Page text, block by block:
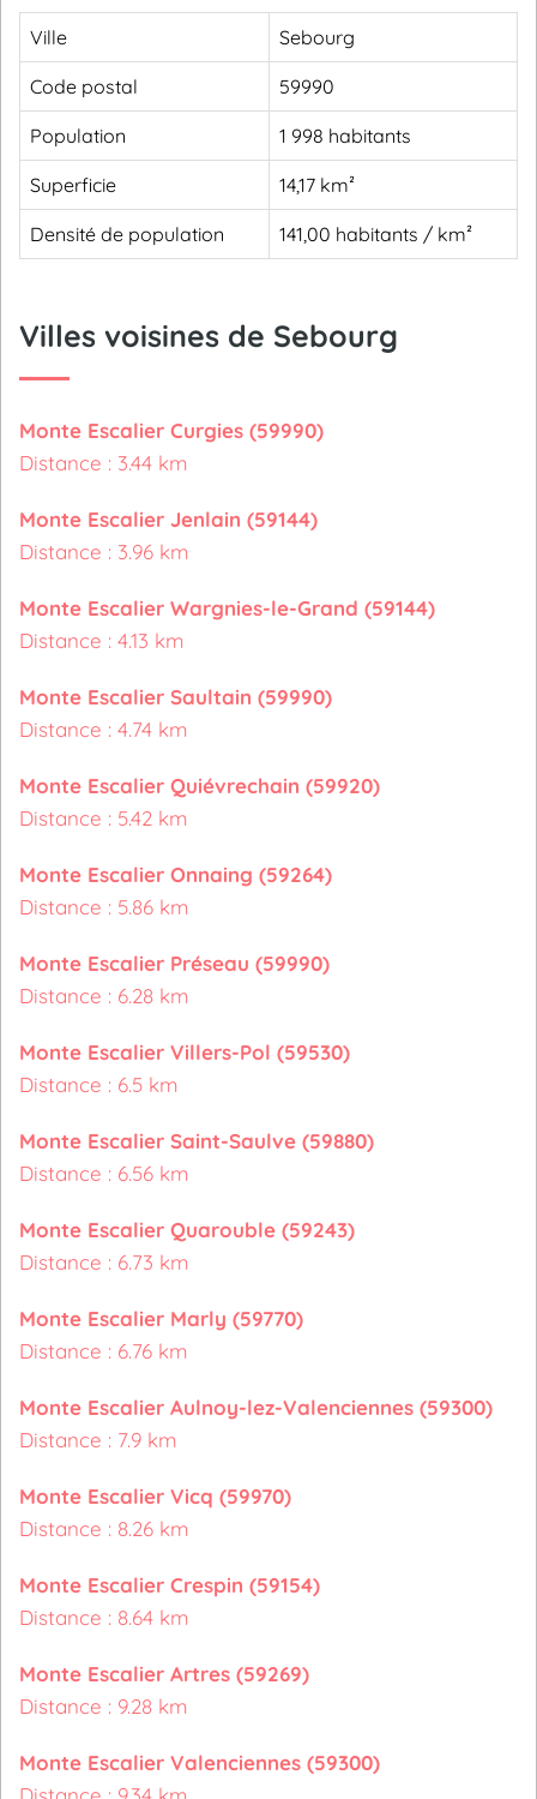
Ville Sebourg
Code postal 59990
Population 1 998 habitants
Superficie 14,17 km²
Densité de population 141,00 habitants / km²
Villes voisines de Sebourg
Monte Escalier Curgies (59990)
Distance : 3.44 km
Monte Escalier Jenlain (59144)
Distance : 3.96 km
Monte Escalier Wargnies-le-Grand (59144)
Distance : 4.13 km
Monte Escalier Saultain (59990)
Distance : 4.74 km
Monte Escalier Quiévrechain (59920)
Distance : 5.42 km
Monte Escalier Onnaing (59264)
Distance : 5.86 km
Monte Escalier Préseau (59990)
Distance : 6.28 km
Monte Escalier Villers-Pol (59530)
Distance : 6.5 km
Monte Escalier Saint-Saulve (59880)
Distance : 6.56 km
Monte Escalier Quarouble (59243)
Distance : 6.73 km
Monte Escalier Marly (59770)
Distance : 6.76 km
Monte Escalier Aulnoy-lez-Valenciennes (59300)
Distance : 7.9 km
Monte Escalier Vicq (59970)
Distance : 8.26 km
Monte Escalier Crespin (59154)
Distance : 8.64 km
Monte Escalier Artres (59269)
Distance : 9.28 km
Monte Escalier Valenciennes (59300)